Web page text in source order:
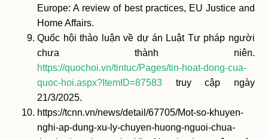
Europe: A review of best practices, EU Justice and
Home Affairs.
Quốc hội thảo luận về dự án Luật Tư pháp người
chưa thành niên.
https://quochoi.vn/tintuc/Pages/tin-hoat-dong-cua-
quoc-hoi.aspx?ItemID=87583 truy cập ngày
21/3/2025.
https://tcnn.vn/news/detail/67705/Mot-so-khuyen-
nghi-ap-dung-xu-ly-chuyen-huong-nguoi-chua-